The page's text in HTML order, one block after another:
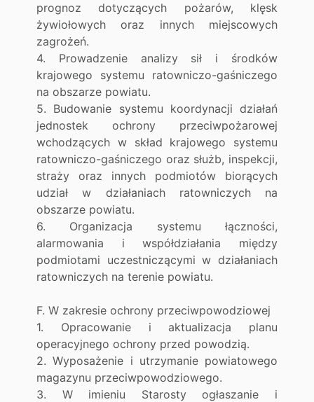
prognoz dotyczących pożarów, klęsk
żywiołowych oraz innych miejscowych
zagrożeń.
4. Prowadzenie analizy sił i środków
krajowego systemu ratowniczo-gaśniczego
na obszarze powiatu.
5. Budowanie systemu koordynacji działań
jednostek ochrony przeciwpożarowej
wchodzących w skład krajowego systemu
ratowniczo-gaśniczego oraz służb, inspekcji,
straży oraz innych podmiotów biorących
udział w działaniach ratowniczych na
obszarze powiatu.
6. Organizacja systemu łączności,
alarmowania i współdziałania między
podmiotami uczestniczącymi w działaniach
ratowniczych na terenie powiatu.
F. W zakresie ochrony przeciwpowodziowej
1. Opracowanie i aktualizacja planu
operacyjnego ochrony przed powodzią.
2. Wyposażenie i utrzymanie powiatowego
magazynu przeciwpowodziowego.
3. W imieniu Starosty ogłaszanie i